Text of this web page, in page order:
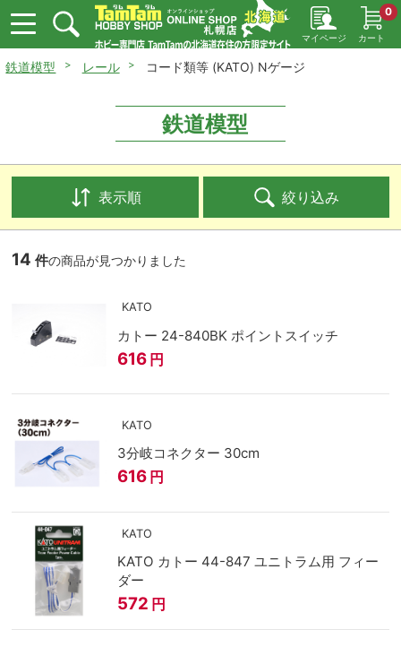
マイページ カート
0
鉄道模型 レール コード類等 (KATO) Nゲージ
鉄道模型
表示順 絞り込み
14 件の商品が見つかりました
KATO
カトー 24-840BK ポイントスイッチ
616 円
KATO
3分岐コネクター 30cm
616 円
KATO
KATO カトー 44-847 ユニトラム用 フィー
ダー
572 円